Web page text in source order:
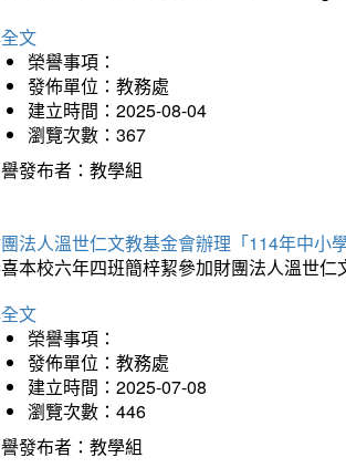
文
榮譽事項：
發佈單位：教務處
建立時間：2025-08-04
瀏覽次數：367
發布者：教學組
法人溫世仁文教基金會辦理「114年中小
本校六年四班簡梓絜參加財團法人溫世
文
榮譽事項：
發佈單位：教務處
建立時間：2025-07-08
瀏覽次數：446
發布者：教學組